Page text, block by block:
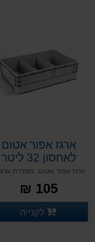
ארגז אפור אטום
לאחסון 32 ליטר
105 ₪
פרטים נוספים
לקנייה